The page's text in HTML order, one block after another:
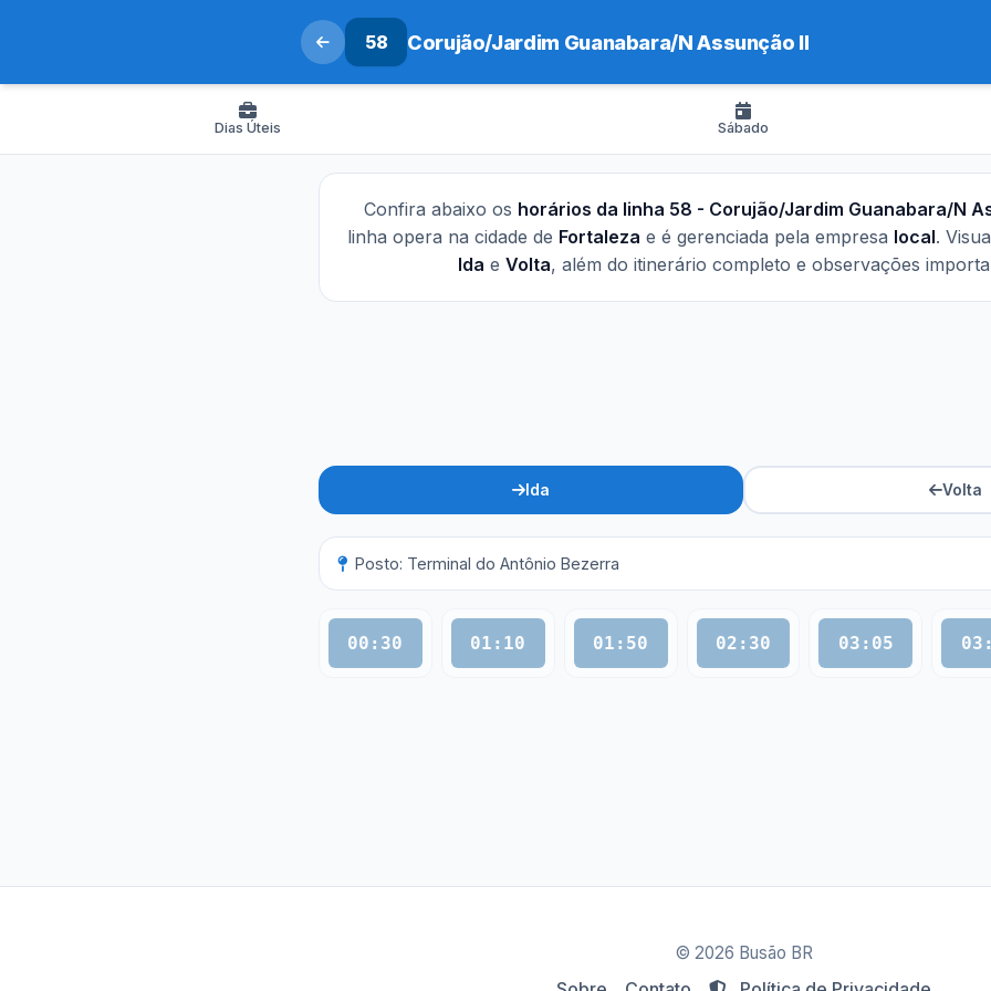
58 Corujão/Jardim Guanabara/N Assunção II
Dias Úteis Sábado
Confira abaixo os horários da linha 58 - Corujão/Jardim Guanabara/N
linha opera na cidade de Fortaleza e é gerenciada pela empresa local.
Ida e Volta, além do itinerário completo e observações
Ida Volta
Posto: Terminal do Antônio Bezerra
00:30 01:10 01:50 02:30 03:05
© 2026 Busão BR